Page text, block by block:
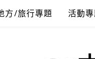
方/旅行專題 活動